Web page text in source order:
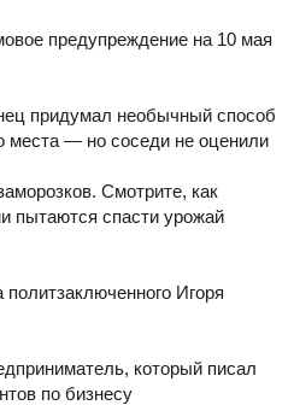
предупреждение на 10 мая
придумал необычный способ
места — но соседи не оценили
Смотрите, как
пытаются спасти урожай
Игоря
который писал
по бизнесу